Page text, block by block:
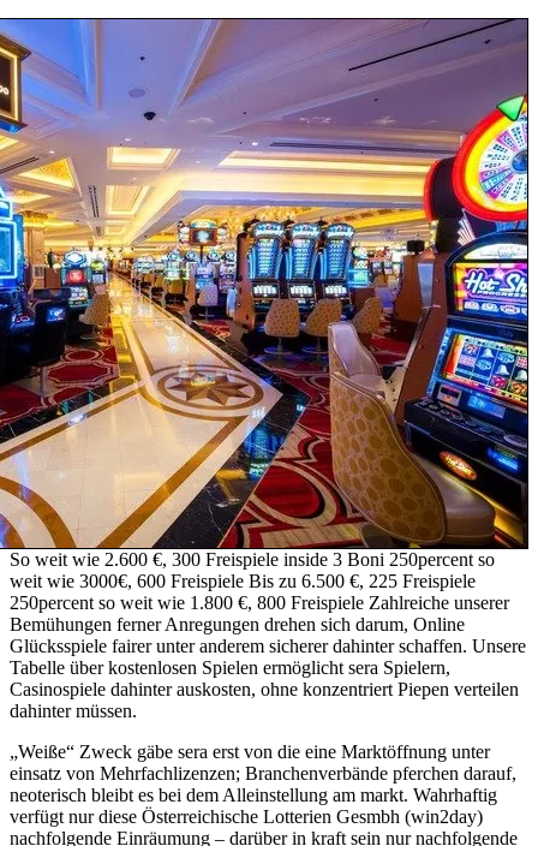
So weit wie 2.600 €, 300 Freispiele inside 3 Boni 250percent so
weit wie 3000€, 600 Freispiele Bis zu 6.500 €, 225 Freispiele
250percent so weit wie 1.800 €, 800 Freispiele Zahlreiche unserer
Bemühungen ferner Anregungen drehen sich darum, Online
Glücksspiele fairer unter anderem sicherer dahinter schaffen. Unsere
Tabelle über kostenlosen Spielen ermöglicht sera Spielern,
Casinospiele dahinter auskosten, ohne konzentriert Piepen verteilen
dahinter müssen.
„Weiße“ Zweck gäbe sera erst von die eine Marktöffnung unter
einsatz von Mehrfachlizenzen; Branchenverbände pferchen darauf,
neoterisch bleibt es bei dem Alleinstellung am markt. Wahrhaftig
verfügt nur diese Österreichische Lotterien Gesmbh (win2day)
nachfolgende Einräumung – darüber in kraft sein nur nachfolgende